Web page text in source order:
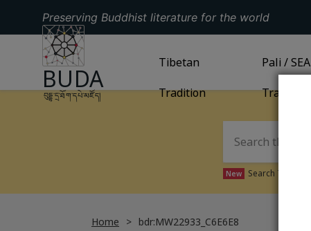
Preserving Buddhist literature for the world
GO TO HOMEPAGE
BUDA
བུདྡྷ་དྲ་ཐོག་དཔེ་མཛོད།
GO TOTIBETAN TRADITION
Tibetan
Tradition
GO TO
Pali / SEA
Tradition
New Search
Home bdr:MW22933_C6E6E8